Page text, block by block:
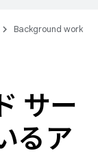
Background work
サー
るア